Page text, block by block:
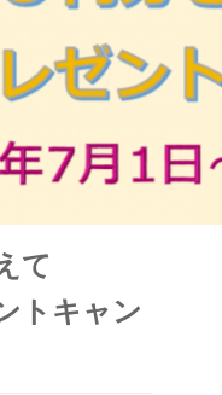
て
トキャン